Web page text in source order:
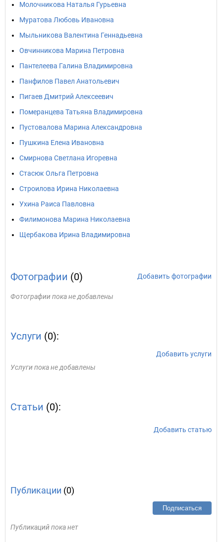
Молочникова Наталья Гурьевна
Муратова Любовь Ивановна
Мыльникова Валентина Геннадьевна
Овчинникова Марина Петровна
Пантелеева Галина Владимировна
Панфилов Павел Анатольевич
Пигаев Дмитрий Алексеевич
Померанцева Татьяна Владимировна
Пустовалова Марина Александровна
Пушкина Елена Ивановна
Смирнова Светлана Игоревна
Стасюк Ольга Петровна
Строилова Ирина Николаевна
Ухина Раиса Павловна
Филимонова Марина Николаевна
Щербакова Ирина Владимировна
Фотографии (0) Добавить фотографии
Фотографии пока не добавлены
Услуги (0):
Добавить услуги
Услуги пока не добавлены
Статьи (0):
Добавить статью
Публикации (0)
Подписаться
Публикаций пока нет